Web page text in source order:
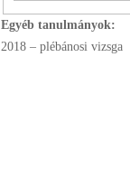
Egyéb tanulmányok:
2018 – plébánosi vizsga